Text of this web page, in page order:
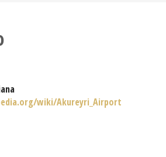
wiki/Akureyri_Airport